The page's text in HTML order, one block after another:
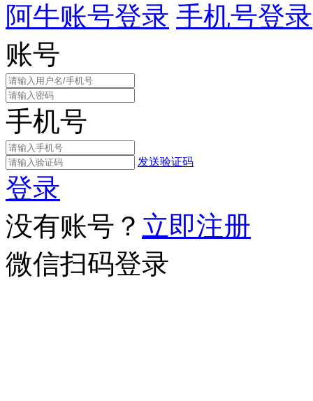
阿牛账号登录 手机号登录
账号
手机号
发送验证码
登录
没有账号？ 立即注册
微信扫码登录